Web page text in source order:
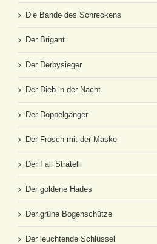
Die Bande des Schreckens
Der Brigant
Der Derbysieger
Der Dieb in der Nacht
Der Doppelgänger
Der Frosch mit der Maske
Der Fall Stratelli
Der goldene Hades
Der grüne Bogenschütze
Der leuchtende Schlüssel